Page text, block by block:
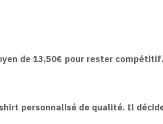
de 13,50€ pour rester compétitif.
personnalisé de qualité. Il